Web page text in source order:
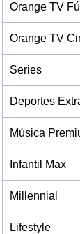
Orange TV
Orange TV
Series
Deportes
Música
Infantil Max
Millennial
Lifestyle